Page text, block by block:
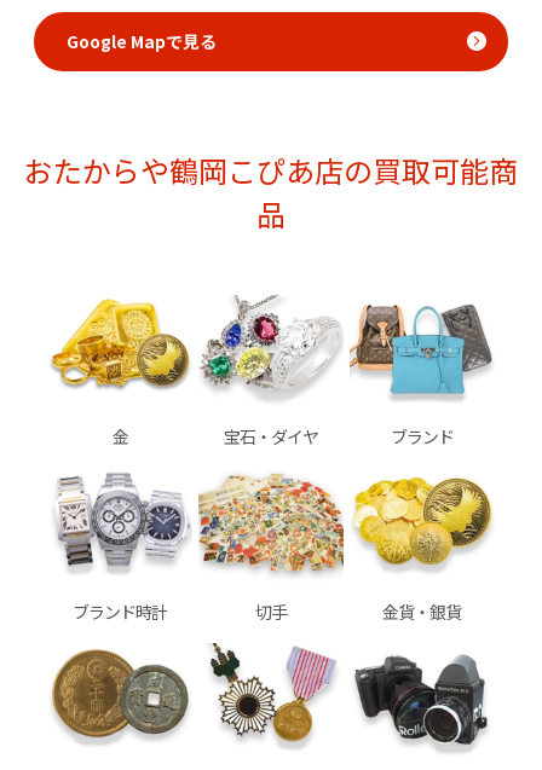
Google Mapで見る
おたからや鶴岡こぴあ店の買取可能商
品
金 宝石・ダイヤ ブランド
ブランド時計 切手 金貨・銀貨